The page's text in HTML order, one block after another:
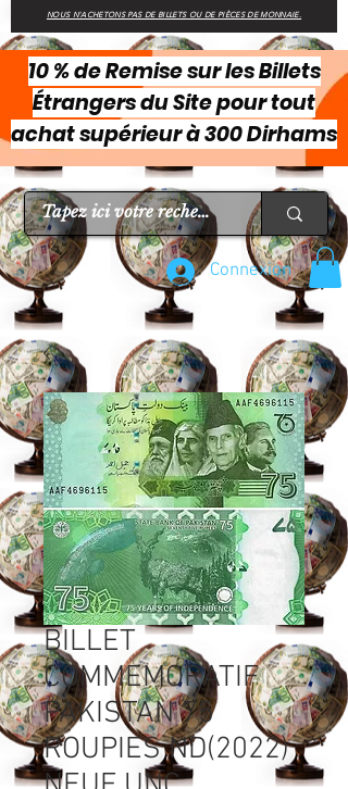
NOUS N'ACHETONS PAS DE BILLETS OU DE PIÈCES DE MONNAIE.
10 % de Remise sur les Billets
Étrangers du Site pour tout
achat supérieur à 300 Dirhams
Connexion
BILLET
COMMEMORATIF
PAKISTAN 75
ROUPIES ND(2022)